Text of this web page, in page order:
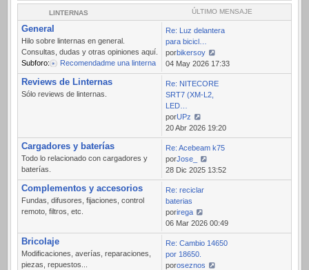
mensaje
LINTERNAS ÚLTIMO MENSAJE
General
Hilo sobre linternas en general.
Consultas, dudas y otras opiniones aquí.
Subforo:
Recomendadme una linterna
Re: Luz delantera
para bicicl…
porbikersoy
Ver
último
mensaje
04 May 2026 17:33
Reviews de Linternas
Sólo reviews de linternas.
Re: NITECORE
SRT7 (XM-L2,
LED…
porUPz
Ver
último
mensaje
20 Abr 2026 19:20
Cargadores y baterías
Todo lo relacionado con cargadores y
baterías.
Re: Acebeam k75
porJose_
Ver
último
mensaje
28 Dic 2025 13:52
Complementos y accesorios
Fundas, difusores, fijaciones, control
remoto, filtros, etc.
Re: reciclar
baterias
porirega
Ver
último
mensaje
06 Mar 2026 00:49
Bricolaje
Modificaciones, averías, reparaciones,
piezas, repuestos...
Re: Cambio 14650
por 18650.
poroseznos